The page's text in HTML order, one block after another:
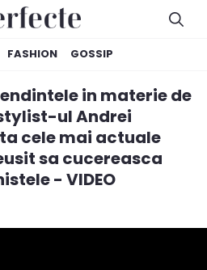
FASHION GOSSIP
in materie de
ul Andrei
cele mai actuale
sa cucereasca
- VIDEO